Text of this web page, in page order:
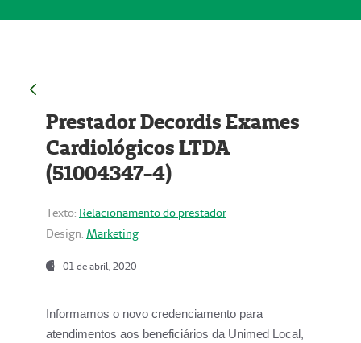
Prestador Decordis Exames
Cardiológicos LTDA
(51004347-4)
Texto: Relacionamento do prestador
Design: Marketing
01 de abril, 2020
Informamos o novo credenciamento para
atendimentos aos beneficiários da Unimed Local,